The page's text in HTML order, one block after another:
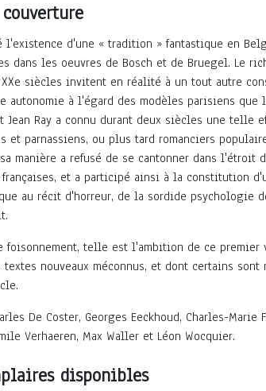
l'existence d'une « tradition » fantastique en
dans les oeuvres de Bosch et de Bruegel. Le
siècles invitent en réalité à un tout autre
autonomie à l'égard des modèles parisiens que
Jean Ray a connu durant deux siècles une telle
et parnassiens, ou plus tard romanciers
manière a refusé de se cantonner dans l'étroit
et a participé ainsi à la constitution
au récit d'horreur, de la sordide psychologie
foisonnement, telle est l'ambition de ce
textes nouveaux méconnus, et dont certains
De Coster, Georges Eeckhoud, Charles-Marie
Verhaeren, Max Waller et Léon Wocquier.
disponibles